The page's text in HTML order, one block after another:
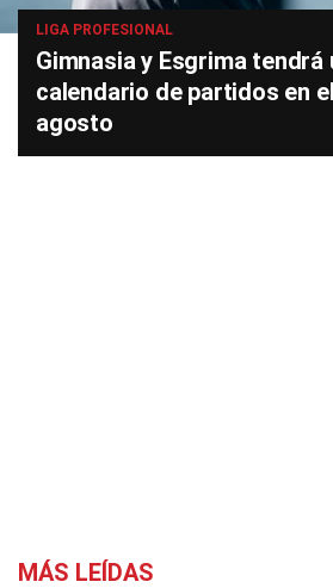
LIGA PROFESIONAL
Gimnasia y Esgrima tendrá
calendario de partidos en
agosto
MÁS LEÍDAS